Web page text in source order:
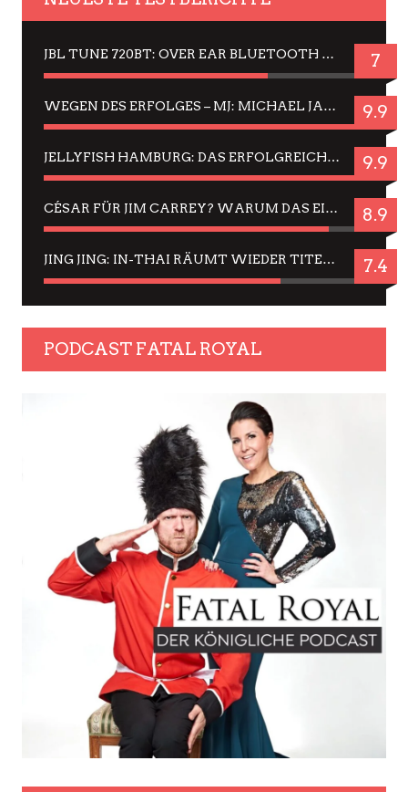
JBL TUNE 720BT: OVER EAR BLUETOOTH KOPFHÖRER UM DIE 50,-€ IM DAUER-TEST 7
WEGEN DES ERFOLGES – MJ: MICHAEL JACKSON MUSICAL IN EINER MATINEE SEHEN 9.9
JELLYFISH HAMBURG: DAS ERFOLGREICHE SOMMER-MENÜ 2025 IN GEFÜHLEN UND BILDERN 9.9
CÉSAR FÜR JIM CARREY? WARUM DAS EINER DER NERVIGSTEN ACTORS IST UND BLEIBT 8.9
JING JING: IN-THAI RÄUMT WIEDER TITEL AB – EIN ZWEI-STUNDEN-ERLEBNISBERICHT 7.4
PODCAST FATAL ROYAL